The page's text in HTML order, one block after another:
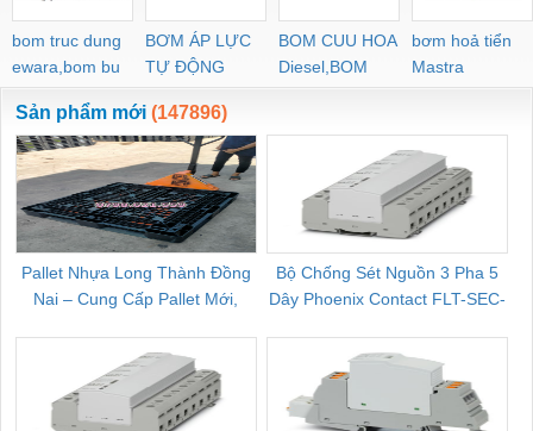
bom truc dung
ewara,bom bu
ewara
BƠM ÁP LỰC
TỰ ĐỘNG
BOM CUU HOA
Diesel,BOM
CHUA CHAY
bơm hoả tiển
Mastra
Sản phẩm mới (147896)
Pallet Nhựa Long Thành Đồng
Nai – Cung Cấp Pallet Mới,
Bộ Chống Sét Nguồn 3 Pha 5
Dây Phoenix Contact FLT-SEC-